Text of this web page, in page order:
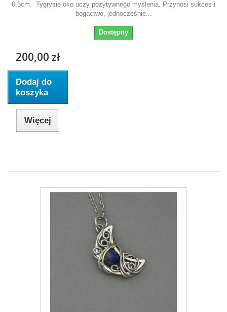
6,3cm. Tygrysie oko uczy pozytywnego myślenia. Przynosi sukces i
bogactwo, jednocześnie...
Dostępny
200,00 zł
Dodaj do
koszyka
Więcej